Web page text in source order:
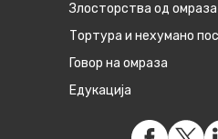
Злосторства од омраза
Тортура и нехумано
Говор на омраза
Едукација